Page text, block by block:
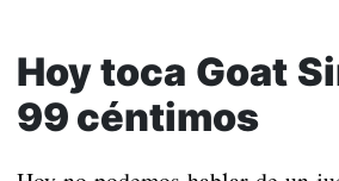
Hoy toca Goat
99 céntimos